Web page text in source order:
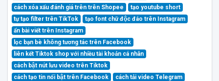
cách xóa xấu đánh giá trên trên Shopee
tạo youtube short
tự tạo filter trên TikTok
tạo font chữ độc đáo trên Instagram
ẩn bài viết trên Instagram
lọc bạn bè không tương tác trên Facebook
liên kết Tiktok shop với nhiều tài khoản cá nhân
cách bật nút lưu video trên Tiktok
cách tạo tin nổi bật trên Facebook
cách tải video Telegram